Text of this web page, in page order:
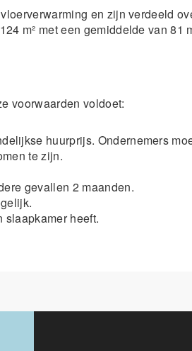
en zijn verdeeld
m² met een gemiddelde van 81
voorwaarden voldoet:
huurprijs. Ondernemers
te zijn.
gevallen 2 maanden.
slaapkamer heeft.